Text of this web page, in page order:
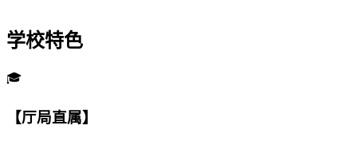
学校特色
🎓
【厅局直属】